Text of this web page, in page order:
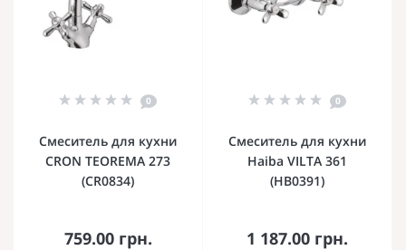
0
Смеситель для кухни
CRON TEOREMA 273
(CR0834)
759.00 грн.
0
Смеситель для кухни
Haiba VILTA 361
(HB0391)
1 187.00 грн.